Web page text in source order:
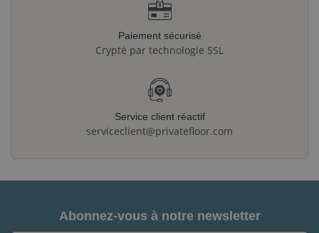
Paiement sécurisé
Crypté par technologie SSL
Service client réactif
serviceclient@privatefloor.com
Abonnez-vous à notre newsletter